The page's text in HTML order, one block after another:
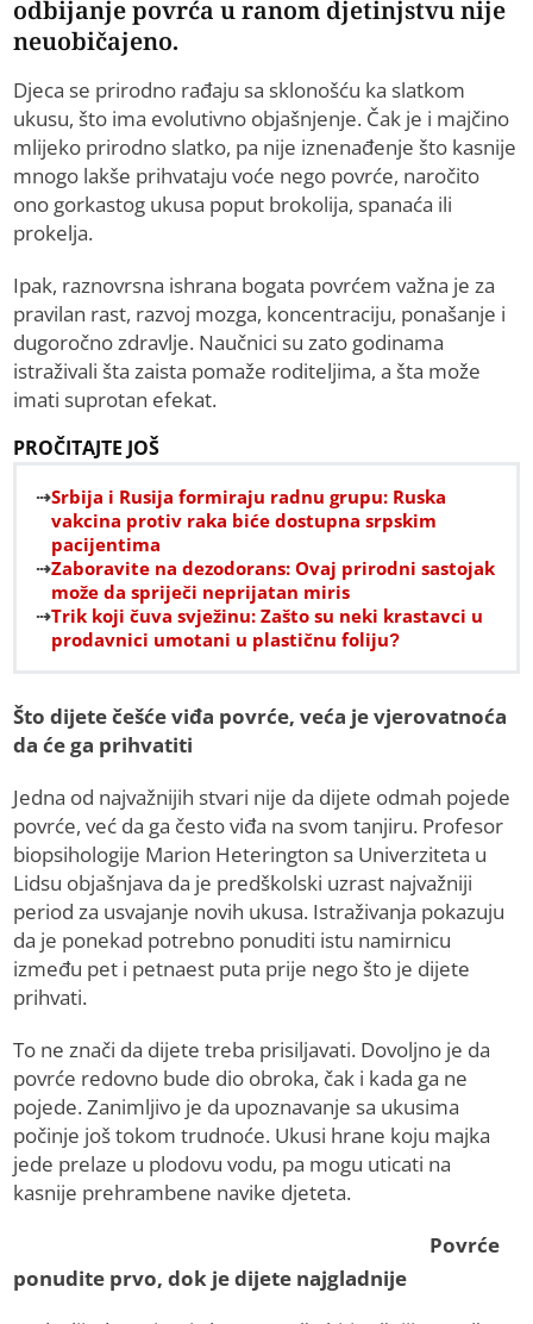
odbijanje povrća u ranom djetinjstvu nije
neuobičajeno.
Djeca se prirodno rađaju sa sklonošću ka slatkom
ukusu, što ima evolutivno objašnjenje. Čak je i majčino
mlijeko prirodno slatko, pa nije iznenađenje što kasnije
mnogo lakše prihvataju voće nego povrće, naročito
ono gorkastog ukusa poput brokolija, spanaća ili
prokelja.
Ipak, raznovrsna ishrana bogata povrćem važna je za
pravilan rast, razvoj mozga, koncentraciju, ponašanje i
dugoročno zdravlje. Naučnici su zato godinama
istraživali šta zaista pomaže roditeljima, a šta može
imati suprotan efekat.
PROČITAJTE JOŠ
Srbija i Rusija formiraju radnu grupu: Ruska
vakcina protiv raka biće dostupna srpskim
pacijentima
Zaboravite na dezodorans: Ovaj prirodni sastojak
može da spriječi neprijatan miris
Trik koji čuva svježinu: Zašto su neki krastavci u
prodavnici umotani u plastičnu foliju?
Što dijete češće viđa povrće, veća je vjerovatnoća
da će ga prihvatiti
Jedna od najvažnijih stvari nije da dijete odmah pojede
povrće, već da ga često viđa na svom tanjiru. Profesor
biopsihologije Marion Heterington sa Univerziteta u
Lidsu objašnjava da je predškolski uzrast najvažniji
period za usvajanje novih ukusa. Istraživanja pokazuju
da je ponekad potrebno ponuditi istu namirnicu
između pet i petnaest puta prije nego što je dijete
prihvati.
To ne znači da dijete treba prisiljavati. Dovoljno je da
povrće redovno bude dio obroka, čak i kada ga ne
pojede. Zanimljivo je da upoznavanje sa ukusima
počinje još tokom trudnoće. Ukusi hrane koju majka
jede prelaze u plodovu vodu, pa mogu uticati na
kasnije prehrambene navike djeteta.
Povrće
ponudite prvo, dok je dijete najgladnije